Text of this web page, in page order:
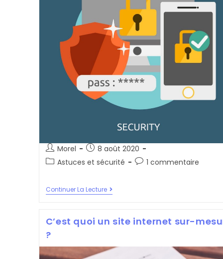
Auteur/autrice
de
Morel
Post
published:
8 août 2020
PostAstuces et sécurité
Post1 commentaire
Continuer La LectureComment
Choisir
De
Et
Sûr
C’est quoi un site internet sur-
?